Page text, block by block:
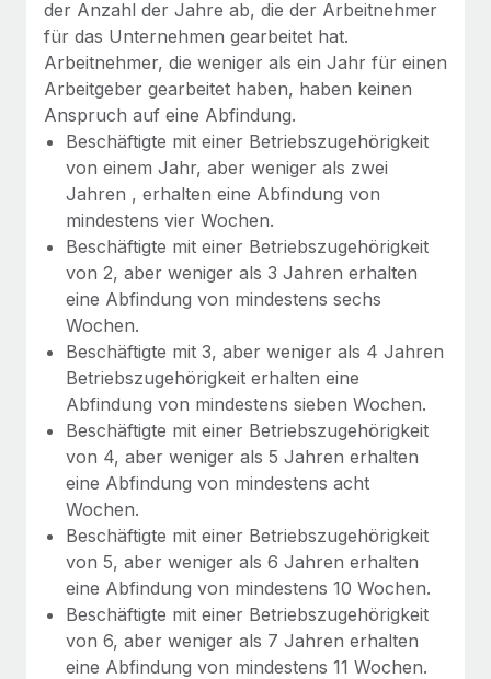
der Anzahl der Jahre ab, die der Arbeitnehmer
für das Unternehmen gearbeitet hat.
Arbeitnehmer, die weniger als ein Jahr für einen
Arbeitgeber gearbeitet haben, haben keinen
Anspruch auf eine Abfindung.
Beschäftigte mit einer Betriebszugehörigkeit
von einem Jahr, aber weniger als zwei
Jahren , erhalten eine Abfindung von
mindestens vier Wochen.
Beschäftigte mit einer Betriebszugehörigkeit
von 2, aber weniger als 3 Jahren erhalten
eine Abfindung von mindestens sechs
Wochen.
Beschäftigte mit 3, aber weniger als 4 Jahren
Betriebszugehörigkeit erhalten eine
Abfindung von mindestens sieben Wochen.
Beschäftigte mit einer Betriebszugehörigkeit
von 4, aber weniger als 5 Jahren erhalten
eine Abfindung von mindestens acht
Wochen.
Beschäftigte mit einer Betriebszugehörigkeit
von 5, aber weniger als 6 Jahren erhalten
eine Abfindung von mindestens 10 Wochen.
Beschäftigte mit einer Betriebszugehörigkeit
von 6, aber weniger als 7 Jahren erhalten
eine Abfindung von mindestens 11 Wochen.